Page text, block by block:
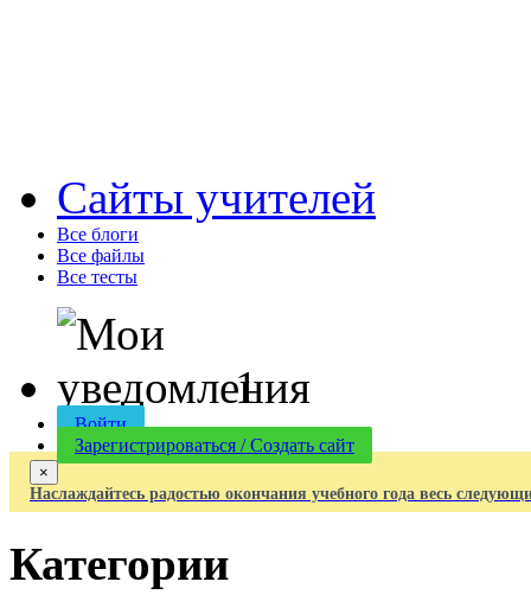
Cайты учителей
Все блоги
Все файлы
Все тесты
1
Войти
Зарегистрироваться / Создать сайт
×
Наслаждайтесь радостью окончания учебного года весь
Категории